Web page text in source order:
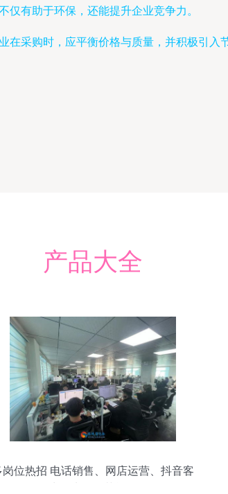
有助于环保，还能提升企业竞争力。
采购时，应平衡价格与质量，并积极引
产品大全
岗位热招 电话销售、网店运营、抖音客